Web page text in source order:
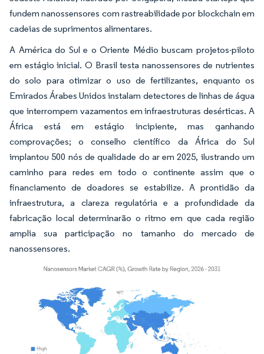
fundem nanossensores com rastreabilidade por blockchain em
cadeias de suprimentos alimentares.
A América do Sul e o Oriente Médio buscam projetos-piloto
em estágio inicial. O Brasil testa nanossensores de nutrientes
do solo para otimizar o uso de fertilizantes, enquanto os
Emirados Árabes Unidos instalam detectores de linhas de água
que interrompem vazamentos em infraestruturas desérticas. A
África está em estágio incipiente, mas ganhando
comprovações; o conselho científico da África do Sul
implantou 500 nós de qualidade do ar em 2025, ilustrando um
caminho para redes em todo o continente assim que o
financiamento de doadores se estabilize. A prontidão da
infraestrutura, a clareza regulatória e a profundidade da
fabricação local determinarão o ritmo em que cada região
amplia sua participação no tamanho do mercado de
nanossensores.